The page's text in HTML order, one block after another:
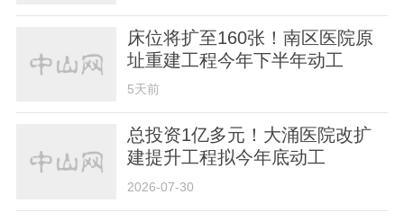
床位将扩至160张！南区医院原
址重建工程今年下半年动工
5天前
总投资1亿多元！大涌医院改扩
建提升工程拟今年底动工
2026-07-30